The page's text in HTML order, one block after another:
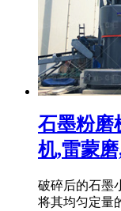
石墨粉磨
机,雷蒙
破碎后的石墨
将其均匀定量